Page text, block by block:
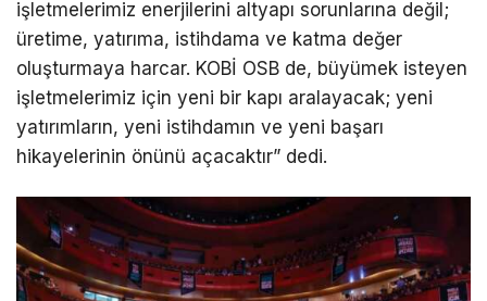
işletmelerimiz enerjilerini altyapı sorunlarına değil;
üretime, yatırıma, istihdama ve katma değer
oluşturmaya harcar. KOBİ OSB de, büyümek isteyen
işletmelerimiz için yeni bir kapı aralayacak; yeni
yatırımların, yeni istihdamın ve yeni başarı
hikayelerinin önünü açacaktır” dedi.